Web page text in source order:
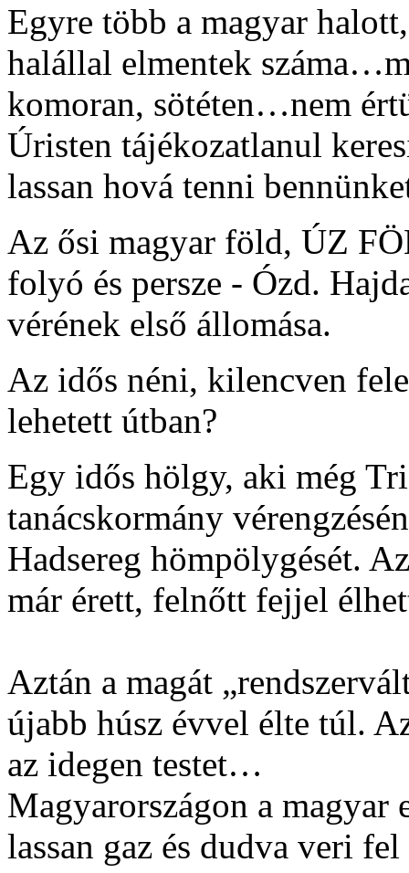
Egyre több a magyar
halállal elmentek
komoran, sötéten…nem
Úristen tájékozatlanul
lassan hová tenni
Az ősi magyar föld, ÚZ
folyó és persze - Ózd.
vérének első állomása.
Az idős néni, kilencven
lehetett útban?
Egy idős hölgy, aki még
tanácskormány
Hadsereg hömpölygését.
már érett, felnőtt fejjel
Aztán a magát
újabb húsz évvel élte túl.
az idegen testet…
Magyarországon a magyar
lassan gaz és dudva veri